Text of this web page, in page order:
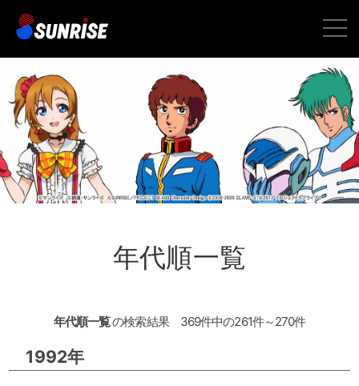
toggle
年代順一覧
年代順一覧の検索結果 369件中の261件～270件
1992年